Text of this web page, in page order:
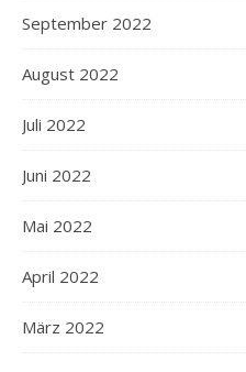
September 2022
August 2022
Juli 2022
Juni 2022
Mai 2022
April 2022
März 2022